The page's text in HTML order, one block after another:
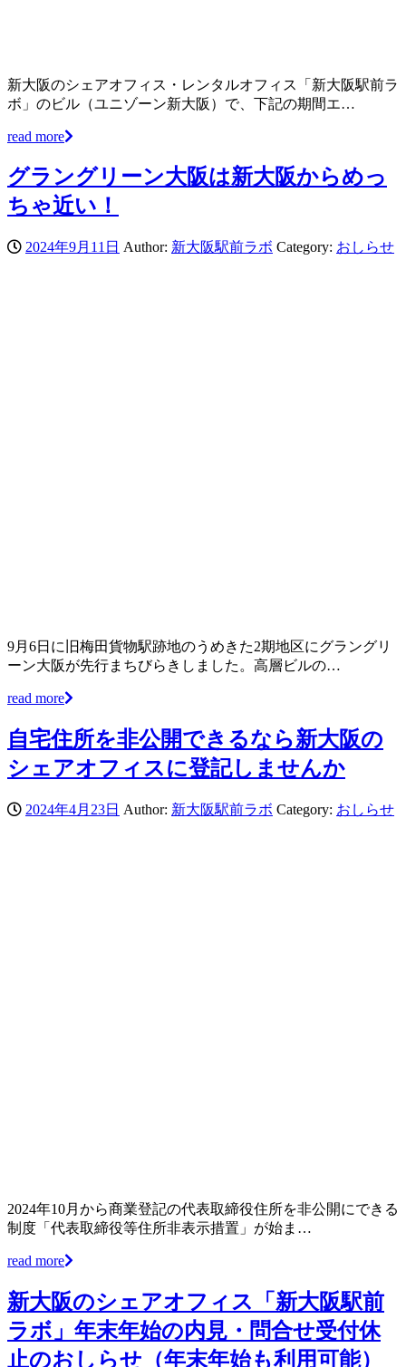
新大阪のシェアオフィス・レンタルオフィス「新大阪駅前ラ
ボ」のビル（ユニゾーン新大阪）で、下記の期間エ…
read more
グラングリーン大阪は新大阪からめっ
ちゃ近い！
2024年9月11日 Author: 新大阪駅前ラボ Category: おしらせ
9月6日に旧梅田貨物駅跡地のうめきた2期地区にグラングリ
ーン大阪が先行まちびらきしました。高層ビルの…
read more
自宅住所を非公開できるなら新大阪の
シェアオフィスに登記しませんか
2024年4月23日 Author: 新大阪駅前ラボ Category: おしらせ
2024年10月から商業登記の代表取締役住所を非公開にできる
制度「代表取締役等住所非表示措置」が始ま…
read more
新大阪のシェアオフィス「新大阪駅前
ラボ」年末年始の内見・問合せ受付休
止のおしらせ（年末年始も利用可能）